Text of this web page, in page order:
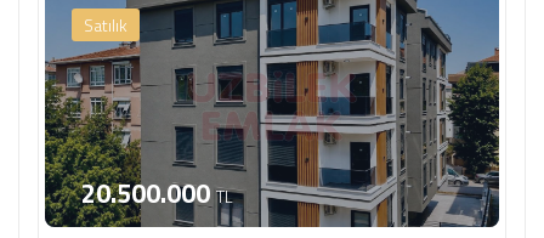
Satılık
20.500.000 TL